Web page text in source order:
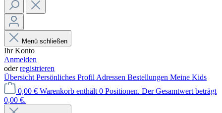
Menü schließen
Ihr Konto
Anmelden
oderregistrieren
Übersicht Persönliches Profil Adressen Bestellungen Meine Kids
0,00 € Warenkorb enthält 0 Positionen. Der Gesamtwert beträgt
0,00 €.